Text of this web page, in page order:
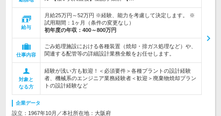
給与
月給25万円～52万円 ※経験、能力を考慮して決定します。 ※
試用期間：1ヶ月（条件の変更なし）
初年度の年収： 400～800万円
仕事内容
ごみ処理施設における各種装置（焼却・排ガス処理など）や、
関連する配管等の詳細設計業務全般をお任せします。
対象と
なる方
経験が浅い方も歓迎！＜必須要件＞各種プラントの設計経験
者、機械系のエンジニア業務経験者＜歓迎＞廃棄物焼却プラン
トの設計経験など
企業データ
設立：1967年10月／本社所在地：大阪府